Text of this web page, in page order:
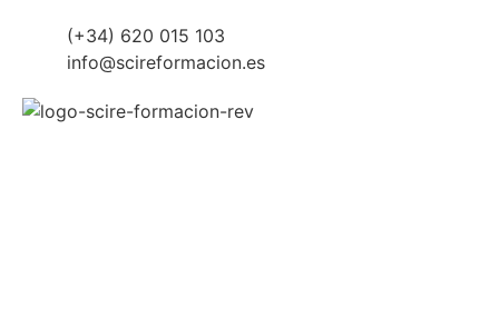
(+34) 620 015 103
info@scireformacion.es